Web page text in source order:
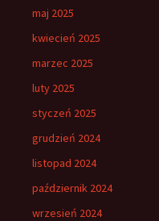
maj 2025
kwiecień 2025
marzec 2025
luty 2025
styczeń 2025
grudzień 2024
listopad 2024
październik 2024
wrzesień 2024